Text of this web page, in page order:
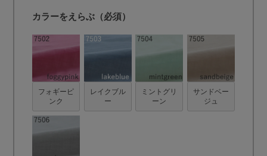
カラーをえらぶ（必須）
フォギーピ
ンク
レイクブル
ー
ミントグリ
ーン
サンドベー
ジュ